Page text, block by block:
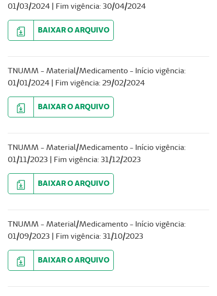
01/03/2024 | Fim vigência: 30/04/2024
BAIXAR O ARQUIVO
TNUMM - Material/Medicamento - Início vigência:
01/01/2024 | Fim vigência: 29/02/2024
BAIXAR O ARQUIVO
TNUMM - Material/Medicamento - Início vigência:
01/11/2023 | Fim vigência: 31/12/2023
BAIXAR O ARQUIVO
TNUMM - Material/Medicamento - Início vigência:
01/09/2023 | Fim vigência: 31/10/2023
BAIXAR O ARQUIVO